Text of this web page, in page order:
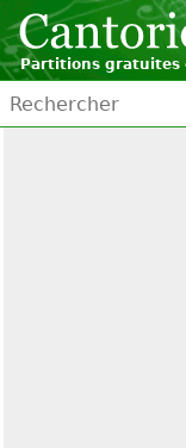
Partitions gratuites